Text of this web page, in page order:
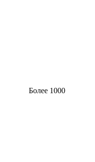
Более 1000